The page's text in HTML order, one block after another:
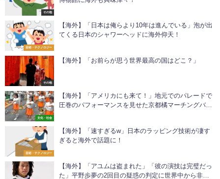
その他
芸術・テクノロジー
【海外】「日本は俺らより10年は進んでいる」泡が出
てくる日本のシャワーヘッドに海外仰天！
その他
【海外】「お前らが思う世界最高の国はどこ？」
文化・社会
【海外】「アメリカにも来て！」地元でのパレードで
圧巻のパフォーマンスを見せた京都橘マーチングバン
芸術・テクノロジー
【海外】「速すぎるw」日本のラッピング技術が凄す
ぎると海外で話題に！
【海外】「アユムは盗まれた」「彼の演技は完璧だっ
た」平野歩夢の2回目の疑惑の判定に世界中から非難